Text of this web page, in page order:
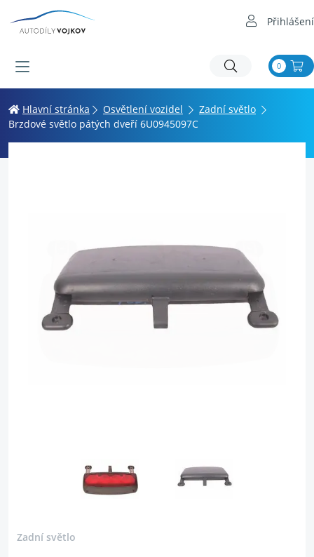
Přihlášení
0
Hlavní stránka Osvětlení vozidel
Zadní světlo
Brzdové světlo pátých dveří 6U0945097C
Zadní světlo